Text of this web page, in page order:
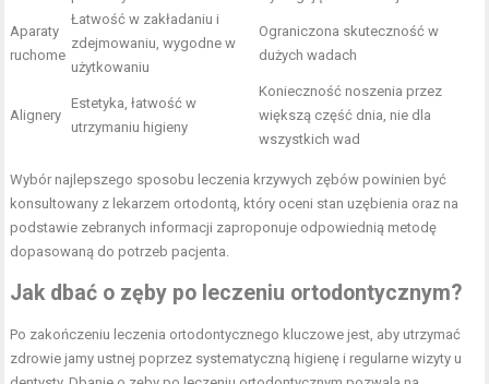
Aparaty
ruchome
Łatwość w zakładaniu i
zdejmowaniu, wygodne w
użytkowaniu
Ograniczona skuteczność w
dużych wadach
Alignery
Estetyka, łatwość w
utrzymaniu higieny
Konieczność noszenia przez
większą część dnia, nie dla
wszystkich wad
Wybór najlepszego sposobu leczenia krzywych zębów powinien być
konsultowany z lekarzem ortodontą, który oceni stan uzębienia oraz na
podstawie zebranych informacji zaproponuje odpowiednią metodę
dopasowaną do potrzeb pacjenta.
Jak dbać o zęby po leczeniu ortodontycznym?
Po zakończeniu leczenia ortodontycznego kluczowe jest, aby utrzymać
zdrowie jamy ustnej poprzez systematyczną higienę i regularne wizyty u